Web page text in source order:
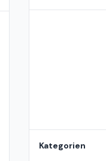
Kategorien